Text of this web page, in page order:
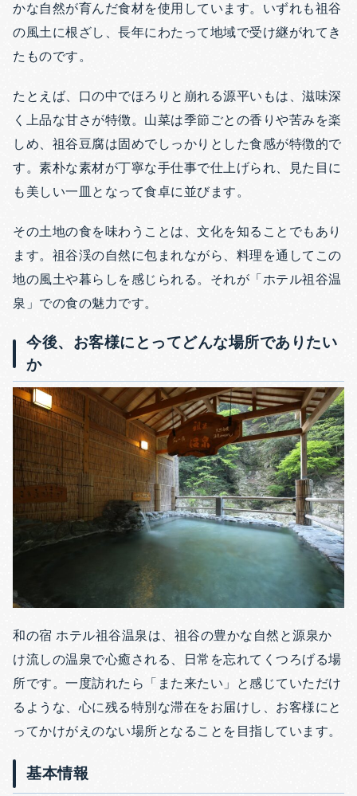
かな自然が育んだ食材を使用しています。いずれも祖谷
の風土に根ざし、長年にわたって地域で受け継がれてき
たものです。
たとえば、口の中でほろりと崩れる源平いもは、滋味深
く上品な甘さが特徴。山菜は季節ごとの香りや苦みを楽
しめ、祖谷豆腐は固めでしっかりとした食感が特徴的で
す。素朴な素材が丁寧な手仕事で仕上げられ、見た目に
も美しい一皿となって食卓に並びます。
その土地の食を味わうことは、文化を知ることでもあり
ます。祖谷渓の自然に包まれながら、料理を通してこの
地の風土や暮らしを感じられる。それが「ホテル祖谷温
泉」での食の魅力です。
今後、お客様にとってどんな場所でありたい
か
和の宿 ホテル祖谷温泉は、祖谷の豊かな自然と源泉か
け流しの温泉で心癒される、日常を忘れてくつろげる場
所です。一度訪れたら「また来たい」と感じていただけ
るような、心に残る特別な滞在をお届けし、お客様にと
ってかけがえのない場所となることを目指しています。
基本情報